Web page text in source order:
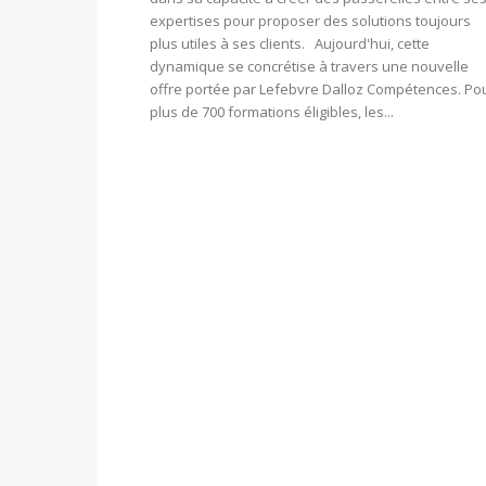
expertises pour proposer des solutions toujours
plus utiles à ses clients. Aujourd'hui, cette
dynamique se concrétise à travers une nouvelle
offre portée par Lefebvre Dalloz Compétences.
plus de 700 formations éligibles, les...